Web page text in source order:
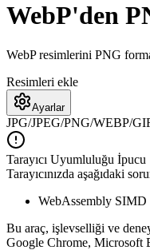
Hızlı araç arama
WebP'den
WebP resimlerini PNG
Resimleri ekle
Ayarlar
JPG/JPEG/PNG/WEBP/
Tarayıcı Uyumluluğu İpucu
Tarayıcınızda aşağıdaki
WebAssembly SIMD
Bu araç, işlevselliği ve
Google Chrome, Microsoft